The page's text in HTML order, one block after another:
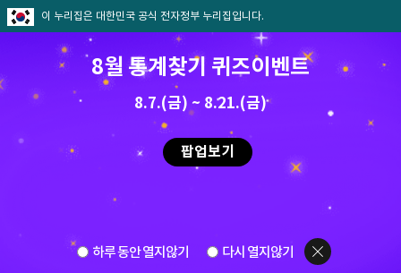
이 누리집은 대한민국 공식 전자정부 누리집입니다.
8월 통계찾기 퀴즈이벤트
8.7.(금) ~ 8.21.(금)
팝업보기
하루 동안 열지않기 다시 열지않기